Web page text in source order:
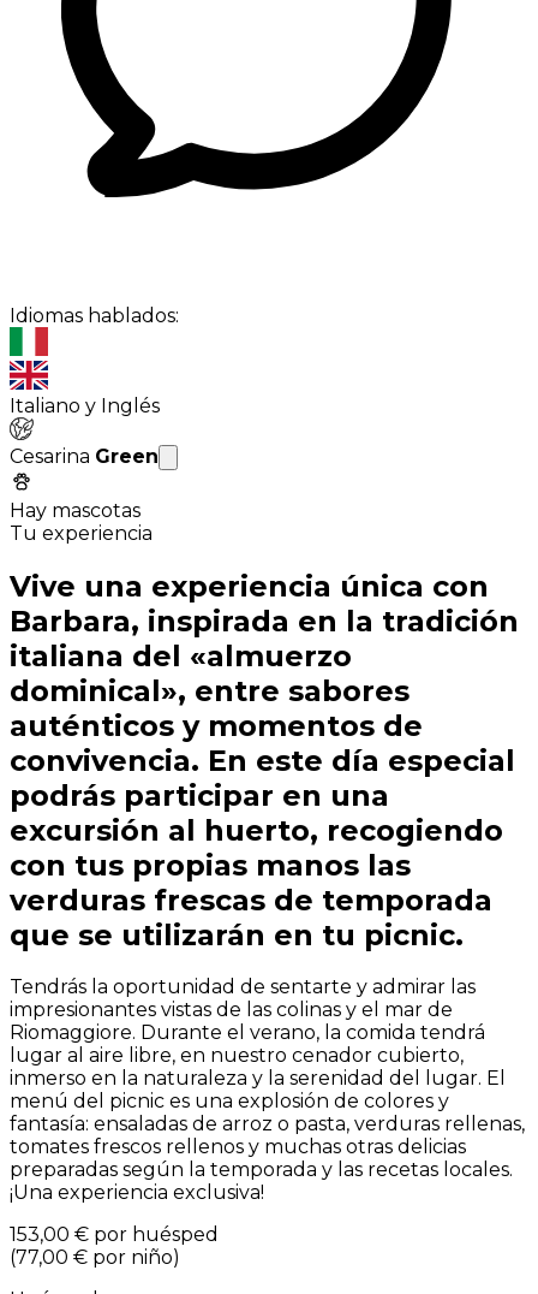
Idiomas hablados:
Italiano y Inglés
Cesarina Green
Hay mascotas
Tu experiencia
Vive una experiencia única con
Barbara, inspirada en la tradición
italiana del «almuerzo
dominical», entre sabores
auténticos y momentos de
convivencia. En este día especial
podrás participar en una
excursión al huerto, recogiendo
con tus propias manos las
verduras frescas de temporada
que se utilizarán en tu picnic.
Tendrás la oportunidad de sentarte y admirar las
impresionantes vistas de las colinas y el mar de
Riomaggiore. Durante el verano, la comida tendrá
lugar al aire libre, en nuestro cenador cubierto,
inmerso en la naturaleza y la serenidad del lugar. El
menú del picnic es una explosión de colores y
fantasía: ensaladas de arroz o pasta, verduras rellenas,
tomates frescos rellenos y muchas otras delicias
preparadas según la temporada y las recetas locales.
¡Una experiencia exclusiva!
153,00 € por huésped
(77,00 € por niño)